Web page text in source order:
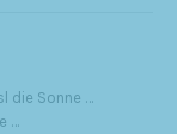
die Sonne …
…